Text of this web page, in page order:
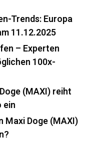
Trends: Europa
11.12.2025
– Experten
100x-
(MAXI) reiht
ein
Maxi Doge (MAXI)